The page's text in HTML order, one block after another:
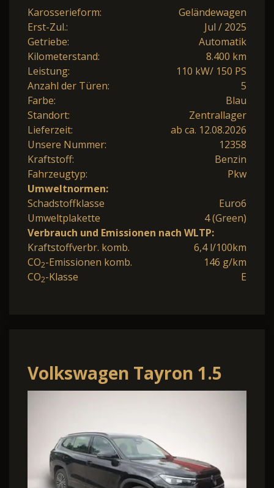
Karosserieform:
Geländewagen
Erst-Zul.:
Jul / 2025
Getriebe:
Automatik
Kilometerstand:
8.400 km
Leistung:
110 kW/ 150 PS
Anzahl der Türen:
5
Farbe:
Blau
Standort:
Zentrallager
Lieferzeit:
ab ca. 12.08.2026
Unsere Nummer:
12358
Kraftstoff:
Benzin
Fahrzeugtyp:
Pkw
Umweltnormen:
Schadstoffklasse
Euro6
Umweltplakette
4 (Green)
Verbrauch und Emissionen nach WLTP:
Kraftstoffverbr. komb.
6,4 l/100km
CO2-Emissionen komb.
146 g/km
CO2-Klasse E
Volkswagen Tayron 1.5
eTSI mHEV DSG*Paket